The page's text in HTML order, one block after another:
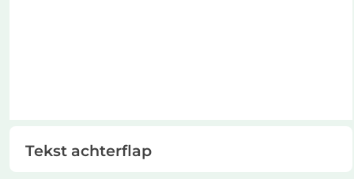
Tekst achterflap